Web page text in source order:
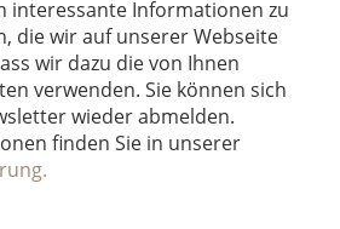
interessante Informationen zu
die wir auf unserer Webseite
wir dazu die von Ihnen
verwenden. Sie können sich
wieder abmelden.
finden Sie in unserer